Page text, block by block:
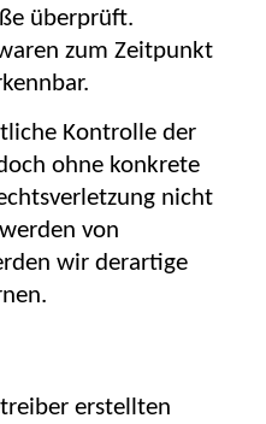
überprüft.
zum Zeitpunkt
Kontrolle der
ohne konkrete
nicht
von
wir derartige
erstellten